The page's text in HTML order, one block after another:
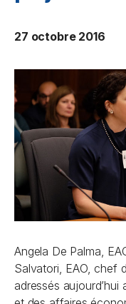
27 octobre 2016
Angela De Palma,
Salvatori, EAO, chef
adressés